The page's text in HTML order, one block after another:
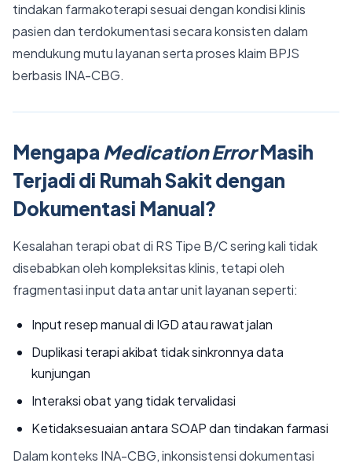
tindakan farmakoterapi sesuai dengan kondisi klinis
pasien dan terdokumentasi secara konsisten dalam
mendukung mutu layanan serta proses klaim BPJS
berbasis INA-CBG.
Mengapa Medication ErrorMasih
Terjadi di Rumah Sakit dengan
Dokumentasi Manual?
Kesalahan terapi obat di RS Tipe B/C sering kali tidak
disebabkan oleh kompleksitas klinis, tetapi oleh
fragmentasi input data antar unit layanan seperti:
Input resep manual di IGD atau rawat jalan
Duplikasi terapi akibat tidak sinkronnya data
kunjungan
Interaksi obat yang tidak tervalidasi
Ketidaksesuaian antara SOAP dan tindakan farmasi
Dalam konteks INA-CBG, inkonsistensi dokumentasi